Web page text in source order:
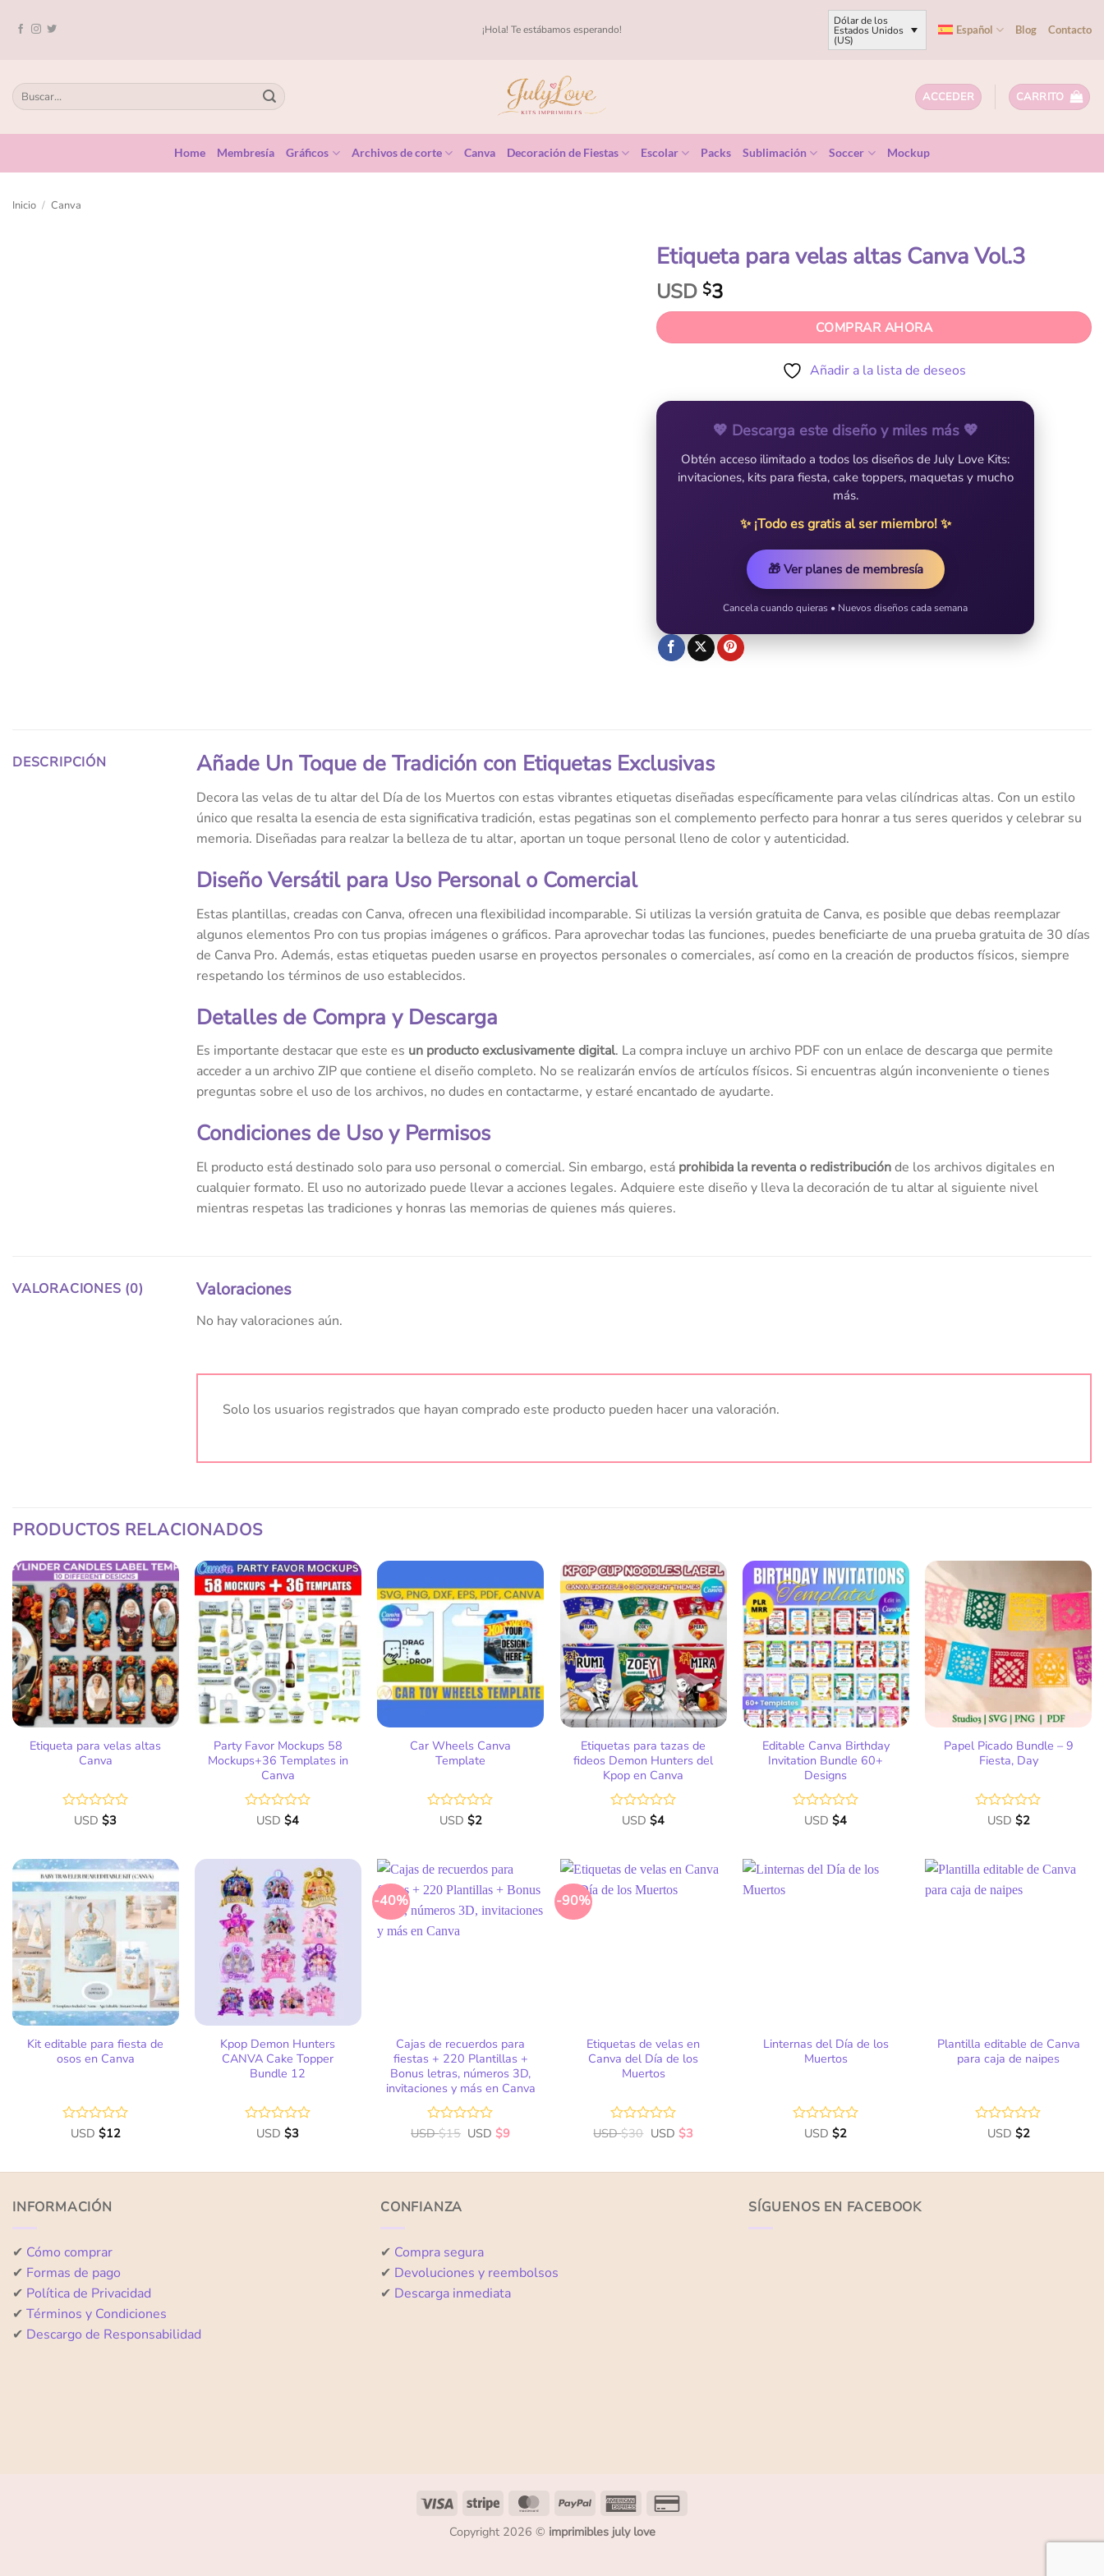
¡Hola! Te estábamos esperando!
Dólar de los
Estados Unidos
(US)
Español Blog Contacto
ACCEDER CARRITO
Home Membresía Gráficos Archivos de corte Canva Decoración de Fiestas Escolar Packs Sublimación Soccer Mockup
Inicio / Canva
Etiqueta para velas altas Canva Vol.3
USD $3
COMPRAR AHORA
Añadir a la lista de deseos
💖 Descarga este diseño y miles más 💖
Obtén acceso ilimitado a todos los diseños de July Love Kits:
invitaciones, kits para fiesta, cake toppers, maquetas y mucho
más.
✨ ¡Todo es gratis al ser miembro! ✨
🎁 Ver planes de membresía
Cancela cuando quieras • Nuevos diseños cada semana
DESCRIPCIÓN Añade Un Toque de Tradición con Etiquetas Exclusivas
Decora las velas de tu altar del Día de los Muertos con estas vibrantes etiquetas diseñadas específicamente para velas cilíndricas altas. Con un estilo
único que resalta la esencia de esta significativa tradición, estas pegatinas son el complemento perfecto para honrar a tus seres queridos y celebrar su
memoria. Diseñadas para realzar la belleza de tu altar, aportan un toque personal lleno de color y autenticidad.
Diseño Versátil para Uso Personal o Comercial
Estas plantillas, creadas con Canva, ofrecen una flexibilidad incomparable. Si utilizas la versión gratuita de Canva, es posible que debas reemplazar
algunos elementos Pro con tus propias imágenes o gráficos. Para aprovechar todas las funciones, puedes beneficiarte de una prueba gratuita de 30 días
de Canva Pro. Además, estas etiquetas pueden usarse en proyectos personales o comerciales, así como en la creación de productos físicos, siempre
respetando los términos de uso establecidos.
Detalles de Compra y Descarga
Es importante destacar que este es un producto exclusivamente digital. La compra incluye un archivo PDF con un enlace de descarga que permite
acceder a un archivo ZIP que contiene el diseño completo. No se realizarán envíos de artículos físicos. Si encuentras algún inconveniente o tienes
preguntas sobre el uso de los archivos, no dudes en contactarme, y estaré encantado de ayudarte.
Condiciones de Uso y Permisos
El producto está destinado solo para uso personal o comercial. Sin embargo, está prohibida la reventa o redistribuciónde los archivos digitales en
cualquier formato. El uso no autorizado puede llevar a acciones legales. Adquiere este diseño y lleva la decoración de tu altar al siguiente nivel
mientras respetas las tradiciones y honras las memorias de quienes más quieres.
VALORACIONES (0) Valoraciones
No hay valoraciones aún.
Solo los usuarios registrados que hayan comprado este producto pueden hacer una valoración.
PRODUCTOS RELACIONADOS
Añadir
a la
lista
de
deseos
Etiqueta para velas altas
Canva
Valorado
de
5
USD$3
Añadir
a la
lista
de
deseos
Party Favor Mockups 58
Mockups+36 Templates in
Canva
Valorado
de
5
USD$4
Añadir
a la
lista
de
deseos
Car Wheels Canva
Template
Valorado
5
USD $2
Añadir
a la
lista
de
deseos
Etiquetas para tazas de
fideos Demon Hunters del
Kpop en Canva
Valorado
5
USD$4
Añadir
a la
lista
de
deseos
Editable Canva Birthday
Invitation Bundle 60+
Designs
Valorado
5
USD$4
Añadir
a la
lista
deseos
Papel Picado Bundle – 9
Fiesta, Day
Valorado
5
USD $2
Añadir
a la
lista
deseos
Kit editable para fiesta de
osos en Canva
Valorado
de
USD $12
Añadir
a la
lista
de
deseos
Kpop Demon Hunters
CANVA Cake Topper
Bundle 12
Valorado
de
USD$3
-40%
Añadir
a la
Cajas de recuerdos para
fiestas + 220 Plantillas +
Bonus letras, números 3D,
invitaciones y más en Canva
Valorado
de
USD$15 USD$9
-90%
Etiquetas de velas en
Canva del Día de los
Muertos
Valorado
de
USD$30 USD $3
Linternas del Día de los
Muertos
Valorado
de
USD$2
Plantilla editable de Canva
para caja de naipes
Valorado
de
USD $2
INFORMACIÓN
✔ Cómo comprar
✔ Formas de pago
✔ Política de Privacidad
✔ Términos y Condiciones
✔ Descargo de Responsabilidad
CONFIANZA
✔ Compra segura
✔ Devoluciones y reembolsos
✔ Descarga inmediata
SÍGUENOS EN FACEBOOK
Copyright 2026 © imprimibles july love